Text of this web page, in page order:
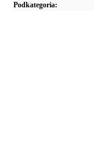
Podkategoria: